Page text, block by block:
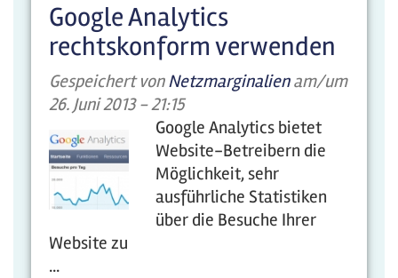
Google Analytics
rechtskonform verwenden
Gespeichert vonNetzmarginalienam/um
26. Juni 2013 - 21:15
Google Analytics bietet
Website-Betreibern die
Möglichkeit, sehr
ausführliche Statistiken
über die Besuche Ihrer
Website zu
...